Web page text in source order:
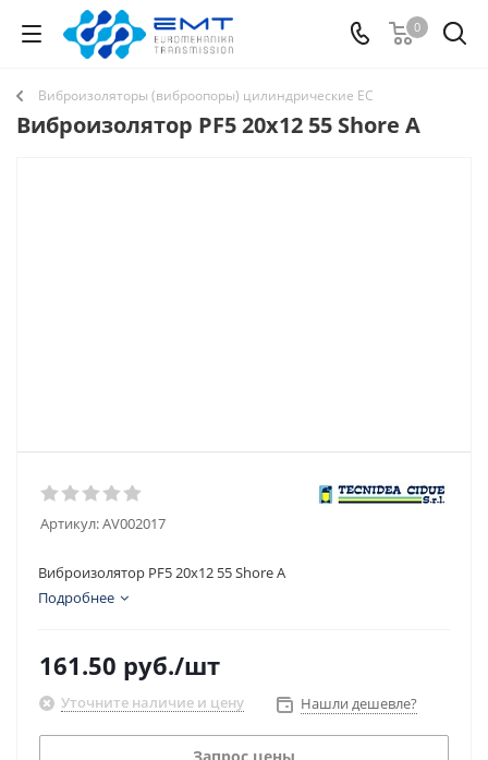
0
Виброизоляторы (виброопоры) цилиндрические EC
Виброизолятор PF5 20x12 55 Shore A
Артикул:AV002017
Виброизолятор PF5 20x12 55 Shore A
Подробнее
161.50 руб./шт
Уточните наличие и цену Нашли дешевле?